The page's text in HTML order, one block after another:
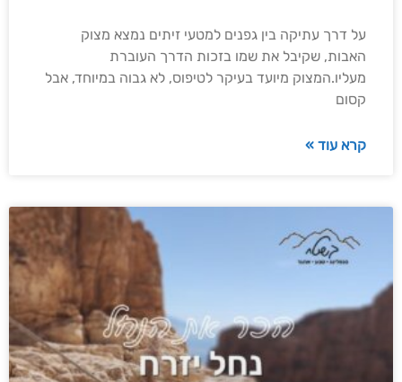
על דרך עתיקה בין גפנים למטעי זיתים נמצא מצוק
האבות, שקיבל את שמו בזכות הדרך העוברת
מעליו.המצוק מיועד בעיקר לטיפוס, לא גבוה במיוחד, אבל
קסום
קרא עוד »